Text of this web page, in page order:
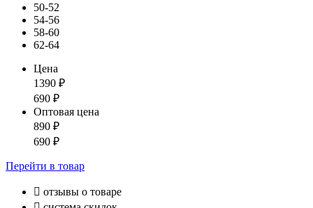
50-52
54-56
58-60
62-64
Цена
1390 ₽
690 ₽
Оптовая цена
890 ₽
690 ₽
Перейти в товар
 отзывы о товаре